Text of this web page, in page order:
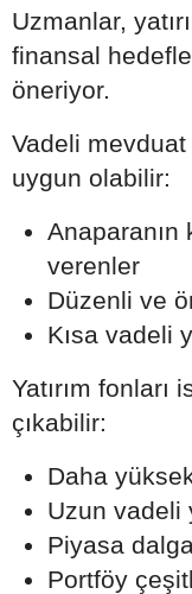
Uzmanlar,
finansal
öneriyor.
Vadeli mevduat
uygun olabilir:
Anaparanın
verenler
Düzenli ve
Kısa vadeli
Yatırım fonları
çıkabilir:
Daha
Uzun vadeli
Piyasa
Portföy